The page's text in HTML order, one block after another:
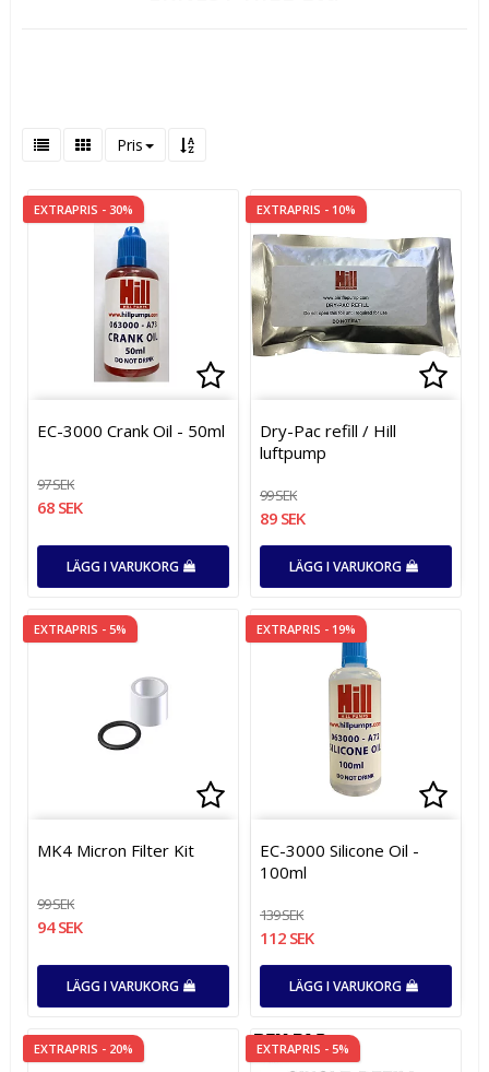
Pris
EXTRAPRIS - 30%
Lägg till i favoritlistan
EC-3000 Crank Oil - 50ml
97 SEK
68 SEK
LÄGG I VARUKORG
EXTRAPRIS - 10%
Dry-Pac refill / Hill
luftpump
99 SEK
89 SEK
LÄGG I VARUKORG
EXTRAPRIS - 5%
Lägg till i favoritlistan
MK4 Micron Filter Kit
99 SEK
94 SEK
LÄGG I VARUKORG
EXTRAPRIS - 19%
EC-3000 Silicone Oil -
100ml
139 SEK
112 SEK
LÄGG I VARUKORG
EXTRAPRIS - 20% EXTRAPRIS - 5%